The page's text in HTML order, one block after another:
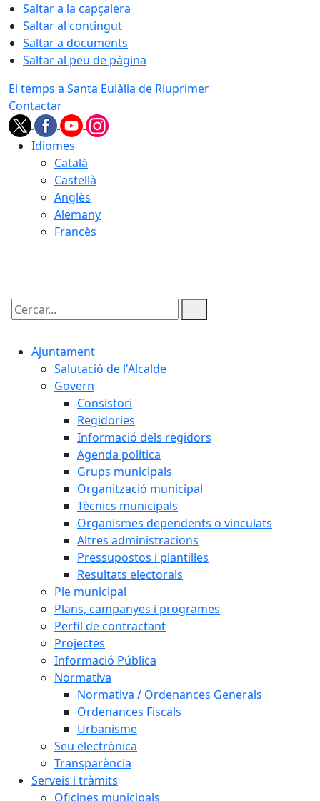
Saltar a la capçalera
Saltar al contingut
Saltar a documents
Saltar al peu de pàgina
El temps a Santa Eulàlia de Riuprimer
Contactar
Idiomes
Català
Castellà
Anglès
Alemany
Francès
Cercar:
Ajuntament
Salutació de l'Alcalde
Govern
Consistori
Regidories
Informació dels regidors
Agenda política
Grups municipals
Organització municipal
Tècnics municipals
Organismes dependents o vinculats
Altres administracions
Pressupostos i plantilles
Resultats electorals
Ple municipal
Plans, campanyes i programes
Perfil de contractant
Projectes
Informació Pública
Normativa
Normativa / Ordenances Generals
Ordenances Fiscals
Urbanisme
Seu electrònica
Transparència
Serveis i tràmits
Oficines municipals